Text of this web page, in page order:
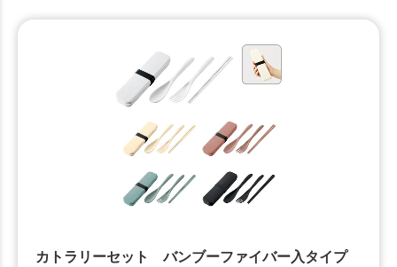
カトラリーセット バンブーファイバー入タイプ